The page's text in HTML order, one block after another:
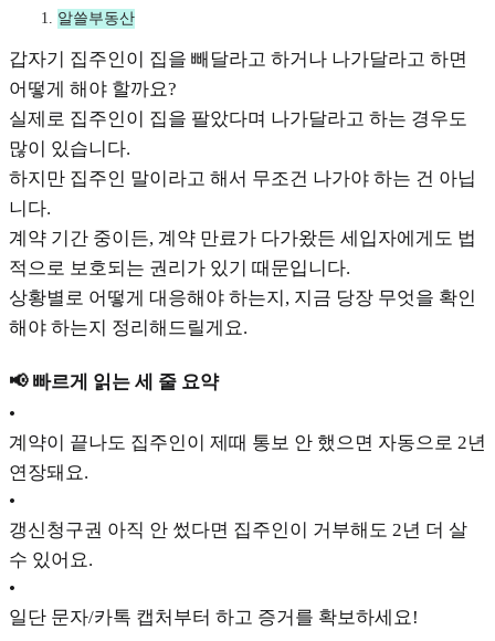
알쓸부동산
갑자기 집주인이 집을 빼달라고 하거나 나가달라고 하면
어떻게 해야 할까요?
실제로 집주인이 집을 팔았다며 나가달라고 하는 경우도
많이 있습니다.
하지만 집주인 말이라고 해서 무조건 나가야 하는 건 아닙
니다.
계약 기간 중이든, 계약 만료가 다가왔든 세입자에게도 법
적으로 보호되는 권리가 있기 때문입니다.
상황별로 어떻게 대응해야 하는지, 지금 당장 무엇을 확인
해야 하는지 정리해드릴게요.
📢 빠르게 읽는 세 줄 요약
•
계약이 끝나도 집주인이 제때 통보 안 했으면 자동으로 2년
연장돼요.
•
갱신청구권 아직 안 썼다면 집주인이 거부해도 2년 더 살
수 있어요.
•
일단 문자/카톡 캡처부터 하고 증거를 확보하세요!